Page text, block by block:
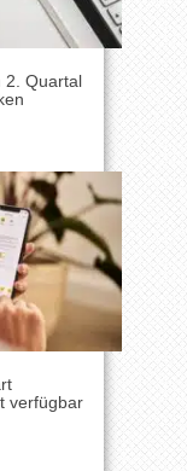
2. Quartal
verfügbar